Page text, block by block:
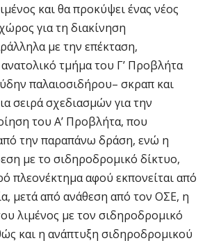
και θα προκύψει ένας νέος
για τη διακίνηση
με την επέκταση,
τμήμα του Γ’ Προβλήτα
παλαιοσιδήρου– σκραπ και
σειρά σχεδιασμών για την
του Α’ Προβλήτα, που
την παραπάνω δράση, ενώ η
με το σιδηροδρομικό δίκτυο,
πλεονέκτημα αφού εκπονείται από
μετά από ανάθεση από τον ΟΣΕ, η
λιμένος με τον σιδηροδρομικό
και η ανάπτυξη σιδηροδρομικού